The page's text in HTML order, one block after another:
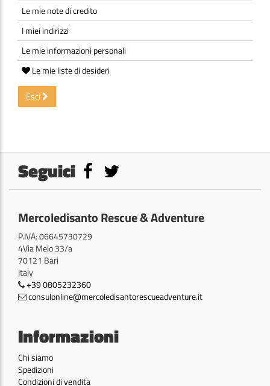
Le mie note di credito
I miei indirizzi
Le mie informazioni personali
Le mie liste di desideri
Esci
Seguici
Mercoledisanto Rescue & Adventure
P.IVA: 06645730729
4Via Melo 33/a
70121 Bari
Italy
+39 0805232360
consulonline@mercoledisantorescueadventure.it
Informazioni
Chi siamo
Spedizioni
Condizioni di vendita